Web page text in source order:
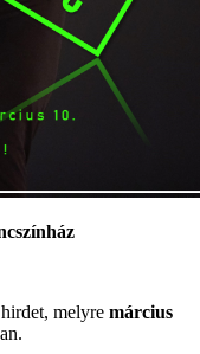
melyre március